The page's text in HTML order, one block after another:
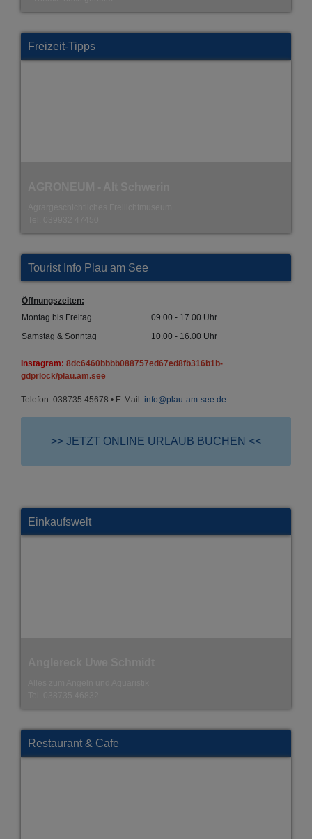
Freizeit-Tipps
Tourist Info Plau am See
Öffnungszeiten:
Montag bis Freitag
09.00 - 17.00 Uhr
Samstag & Sonntag
10.00 - 16.00 Uhr
Instagram: 8dc6460bbbb088757ed67ed8fb316b1b-
gdprlock/plau.am.see
Telefon: 038735 45678 • E-Mail: info@plau-am-see.de
>> JETZT ONLINE URLAUB BUCHEN <<
Einkaufswelt
Restaurant & Cafe